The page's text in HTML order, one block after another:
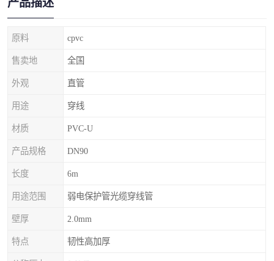
产品描述
原料 cpvc
售卖地 全国
外观 直管
用途 穿线
材质 PVC-U
产品规格 DN90
长度 6m
用途范围 弱电保护管光缆穿线管
壁厚 2.0mm
特点 韧性高加厚